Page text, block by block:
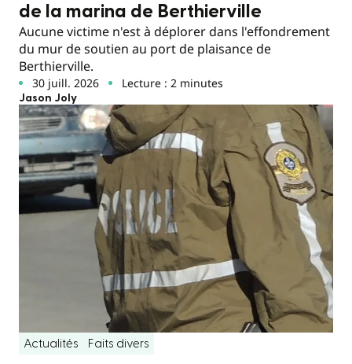
de la marina de Berthierville
Aucune victime n'est à déplorer dans l'effondrement
du mur de soutien au port de plaisance de
Berthierville.
30 juill. 2026 Lecture : 2 minutes
Jason Joly
Actualités Faits divers